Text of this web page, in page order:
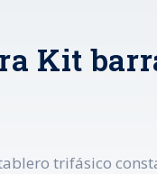
Kit
trifásico